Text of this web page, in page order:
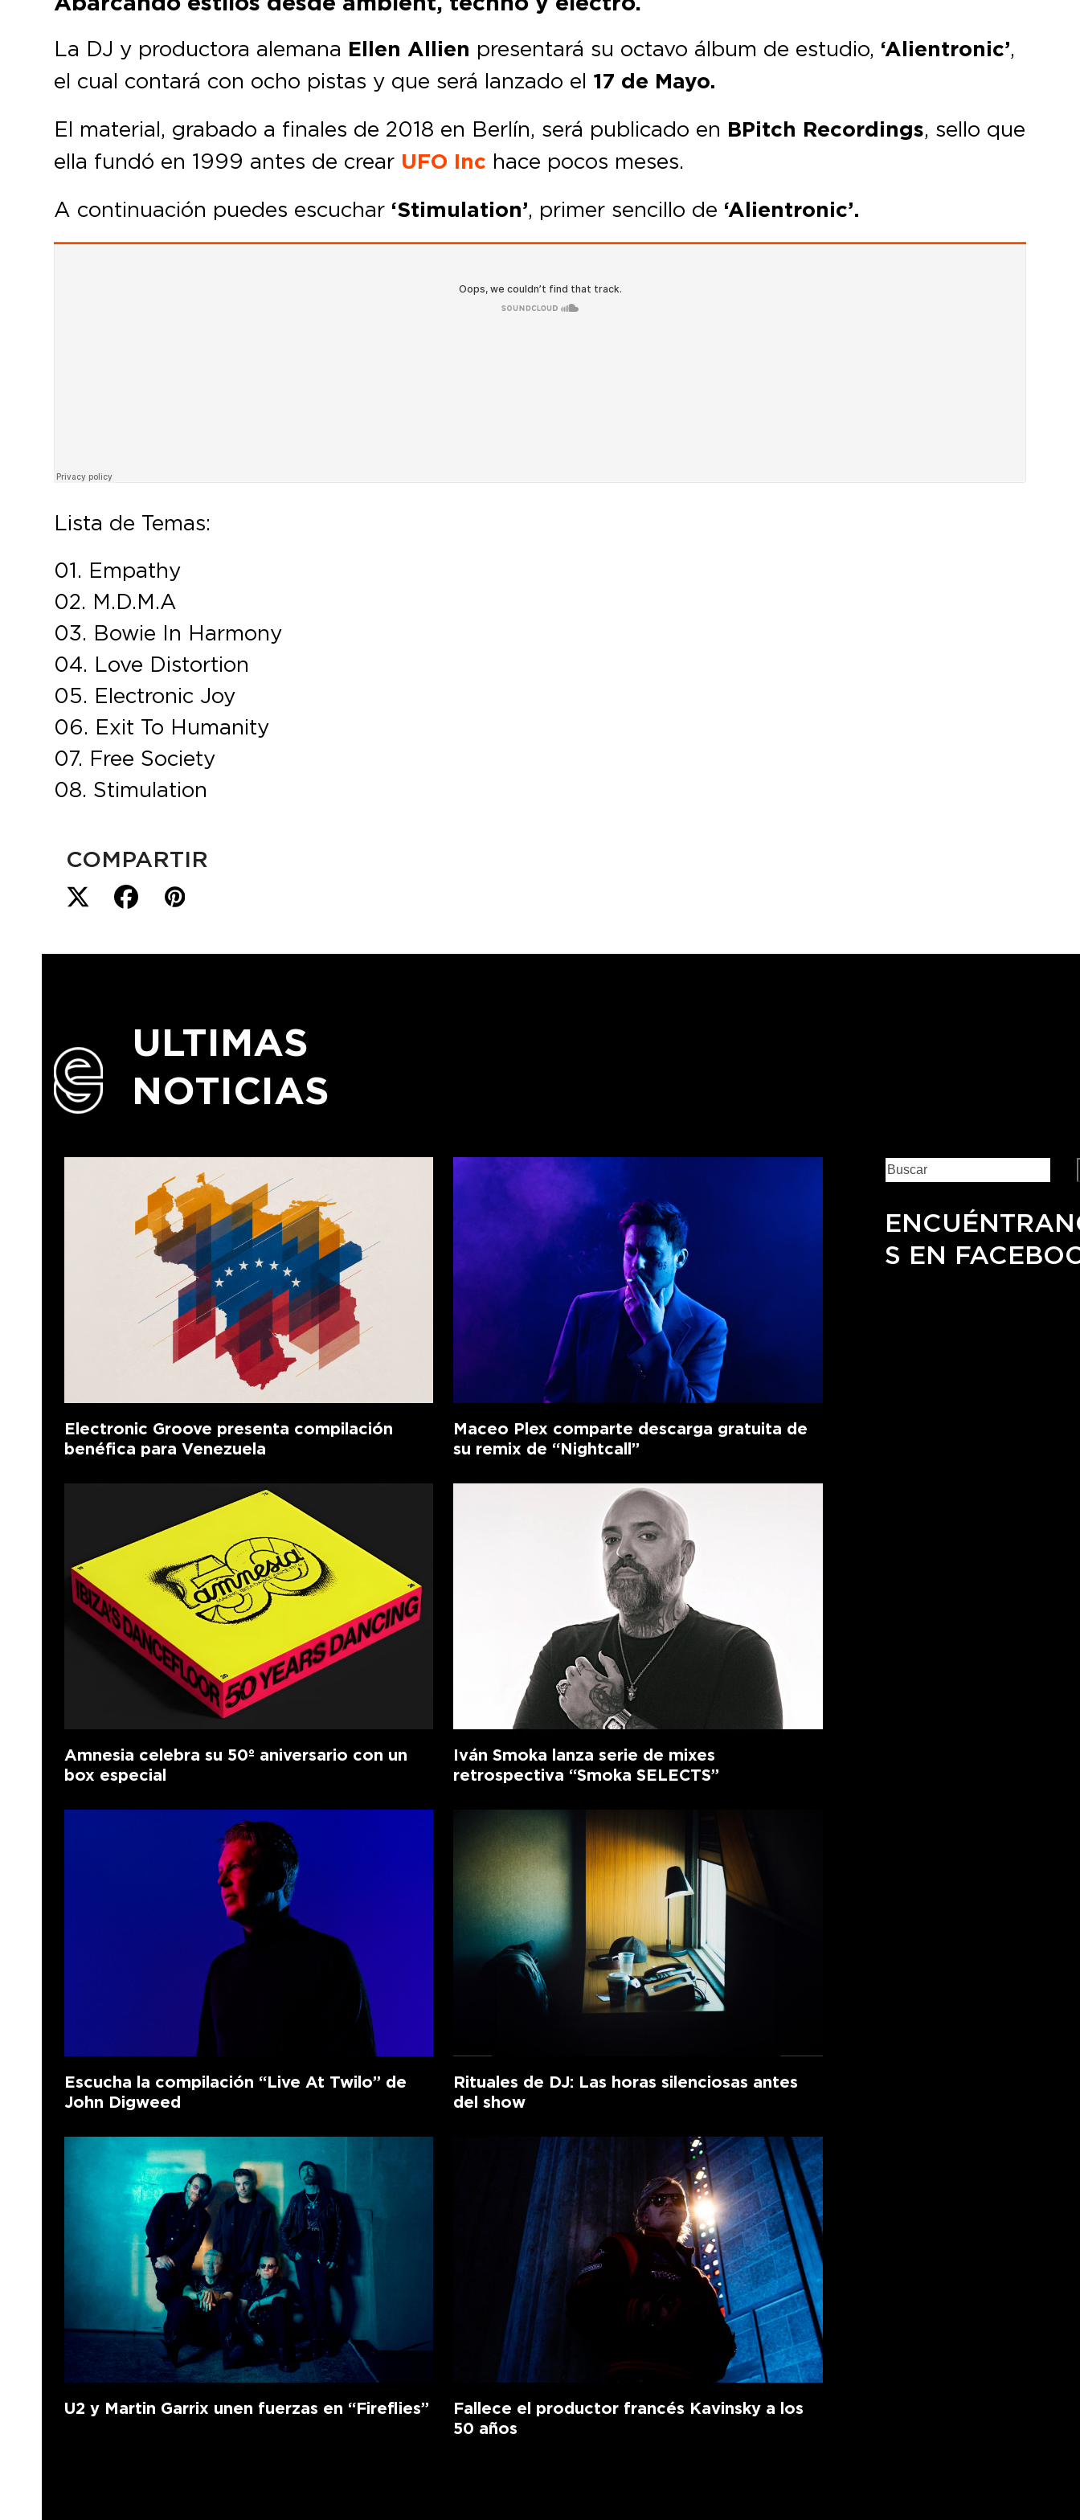
La DJ y productora alemana Ellen Allien presentará su octavo álbum de estudio, ‘Alientronic’,
el cual contará con ocho pistas y que será lanzado el 17 de Mayo.
El material, grabado a finales de 2018 en Berlín, será publicado en BPitch Recordings, sello que
ella fundó en 1999 antes de crear UFO Inc hace pocos meses.
A continuación puedes escuchar ‘Stimulation’, primer sencillo de ‘Alientronic’.
Lista de Temas:
01. Empathy
02. M.D.M.A
03. Bowie In Harmony
04. Love Distortion
05. Electronic Joy
06. Exit To Humanity
07. Free Society
08. Stimulation
COMPARTIR
ULTIMAS
NOTICIAS
Electronic Groove presenta compilación
benéfica para Venezuela
Maceo Plex comparte descarga gratuita de
su remix de “Nightcall”
Amnesia celebra su 50º aniversario con un
box especial
Iván Smoka lanza serie de mixes
retrospectiva “Smoka SELECTS”
Escucha la compilación “Live At Twilo” de
John Digweed
Rituales de DJ: Las horas silenciosas antes
del show
U2 y Martin Garrix unen fuerzas en “Fireflies”
Fallece el productor francés Kavinsky a los
50 años
S EN